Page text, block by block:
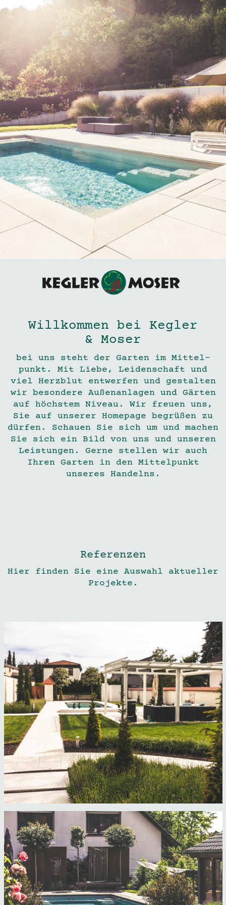
Willkommen bei Kegler
& Moser
bei uns steht der Garten im Mit­tel­
punkt. Mit Liebe, Lei­den­schaft und
viel Herz­blut ent­werfen und gestalten
wir beson­dere Außen­an­lagen und Gärten
auf höchstem Niveau. Wir freuen uns,
Sie auf unserer Home­page begrüßen zu
dürfen. Schauen Sie sich um und machen
Sie sich ein Bild von uns und unseren
Leis­tungen. Gerne stellen wir auch
Ihren Garten in den Mit­tel­punkt
unseres Handelns.
Referenzen
Hier finden Sie eine Aus­wahl aktu­eller
Projekte.